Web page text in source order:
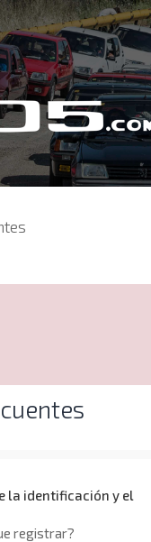
la identificación y el
registrar?